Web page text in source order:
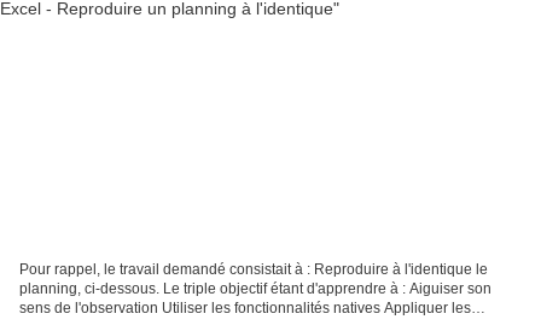
Pour rappel, le travail demandé consistait à : Reproduire à l'identique le
planning, ci-dessous. Le triple objectif étant d'apprendre à : Aiguiser son
sens de l'observation Utiliser les fonctionnalités natives Appliquer les